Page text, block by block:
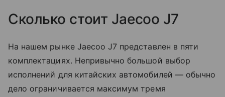
Сколько стоит Jaecoo J7
На нашем рынке Jaecoo J7 представлен в пяти
комплектациях. Непривычно большой выбор
исполнений для китайских автомобилей — обычно
дело ограничивается максимум тремя